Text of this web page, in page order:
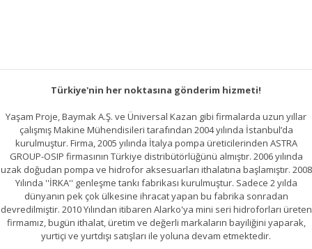
Türkiye'nin her noktasına gönderim hizmeti!
Yaşam Proje, Baymak A.Ş. ve Üniversal Kazan gibi firmalarda uzun yıllar
çalışmış Makine Mühendisileri tarafından 2004 yılında İstanbul’da
kurulmuştur. Firma, 2005 yılında İtalya pompa üreticilerinden ASTRA
GROUP-OSIP firmasının Türkiye distribütörlüğünü almıştır. 2006 yılında
uzak doğudan pompa ve hidrofor aksesuarları ithalatına başlamıştır. 2008
Yılında ''İRKA'' genleşme tankı fabrikası kurulmuştur. Sadece 2 yılda
dünyanın pek çok ülkesine ihracat yapan bu fabrika sonradan
devredilmiştir. 2010 Yılından itibaren Alarko'ya mini seri hidroforları üreten
firmamız, bugün ithalat, üretim ve değerli markaların bayiliğini yaparak,
yurtiçi ve yurtdışı satışları ile yoluna devam etmektedir.